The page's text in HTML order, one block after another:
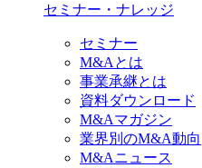
セミナー・ナレッジ
セミナー
M&Aとは
事業承継とは
資料ダウンロード
M&Aマガジン
業界別のM&A動向
M&Aニュース